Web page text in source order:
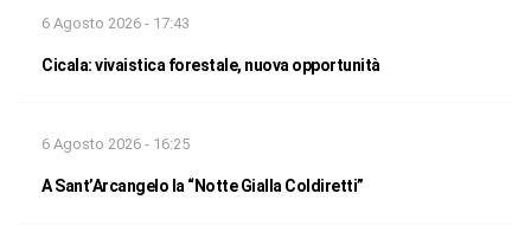
6 Agosto 2026 - 17:43
Cicala: vivaistica forestale, nuova opportunità
6 Agosto 2026 - 16:25
A Sant’Arcangelo la “Notte Gialla Coldiretti”